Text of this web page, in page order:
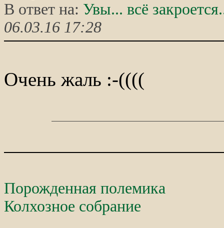
В ответ на: Увы... всё
06.03.16 17:28
Очень жаль :-((((
Порожденная полемика
Колхозное собрание